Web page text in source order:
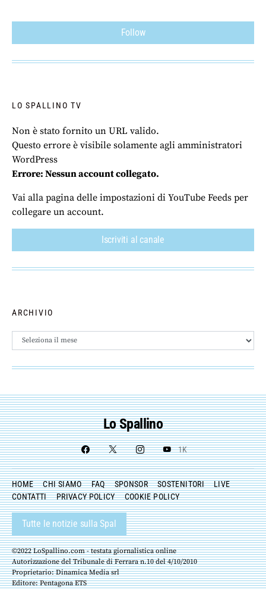
Follow
LO SPALLINO TV
Non è stato fornito un URL valido.
Questo errore è visibile solamente agli amministratori
WordPress
Errore: Nessun account collegato.
Vai alla pagina delle impostazioni di YouTube Feeds per
collegare un account.
Iscriviti al canale
ARCHIVIO
Archivio
Lo Spallino
1K
HOME CHI SIAMO FAQ SPONSOR SOSTENITORI
LIVE
CONTATTI
PRIVACY POLICY COOKIE POLICY
Tutte le notizie sulla Spal
©2022 LoSpallino.com - testata giornalistica online
Autorizzazione del Tribunale di Ferrara n.10 del 4/10/2010
Proprietario: Dinamica Media srl
Editore: Pentagona ETS